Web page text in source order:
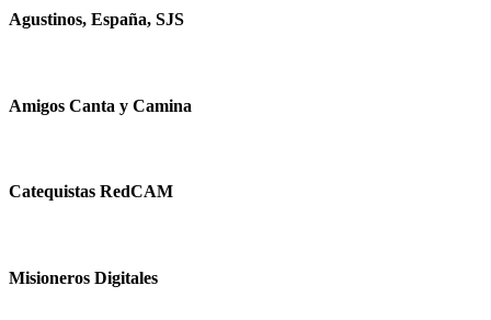
Agustinos, España, SJS
Amigos Canta y Camina
Catequistas RedCAM
Misioneros Digitales